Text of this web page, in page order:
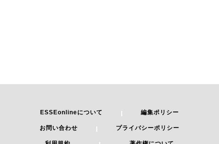
ESSEonlineについて 編集ポリシー
お問い合わせ プライバシーポリシー